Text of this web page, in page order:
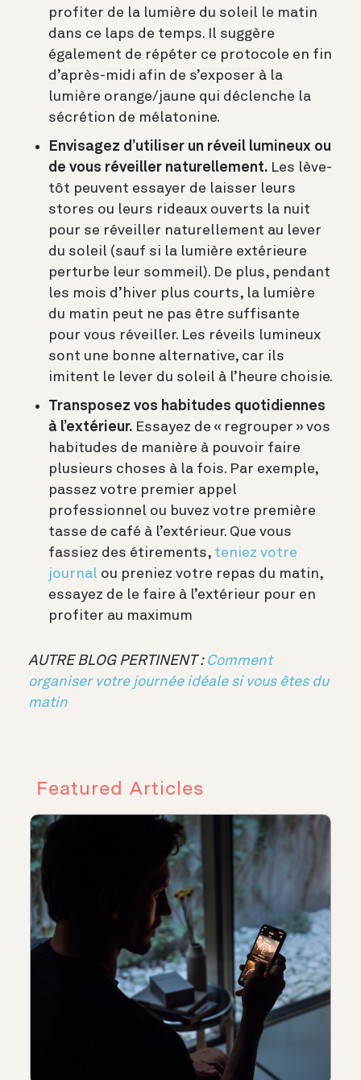
profiter de la lumière du soleil le matin
dans ce laps de temps. Il suggère
également de répéter ce protocole en fin
d’après-midi afin de s’exposer à la
lumière orange/jaune qui déclenche la
sécrétion de mélatonine.
Envisagez d’utiliser un réveil lumineux ou
de vous réveiller naturellement. Les lève-
tôt peuvent essayer de laisser leurs
stores ou leurs rideaux ouverts la nuit
pour se réveiller naturellement au lever
du soleil (sauf si la lumière extérieure
perturbe leur sommeil). De plus, pendant
les mois d’hiver plus courts, la lumière
du matin peut ne pas être suffisante
pour vous réveiller. Les réveils lumineux
sont une bonne alternative, car ils
imitent le lever du soleil à l’heure choisie.
Transposez vos habitudes quotidiennes
à l’extérieur. Essayez de « regrouper » vos
habitudes de manière à pouvoir faire
plusieurs choses à la fois. Par exemple,
passez votre premier appel
professionnel ou buvez votre première
tasse de café à l’extérieur. Que vous
fassiez des étirements, teniez votre
journal ou preniez votre repas du matin,
essayez de le faire à l’extérieur pour en
profiter au maximum
AUTRE BLOG PERTINENT : Comment
organiser votre journée idéale si vous êtes du
matin
Featured Articles